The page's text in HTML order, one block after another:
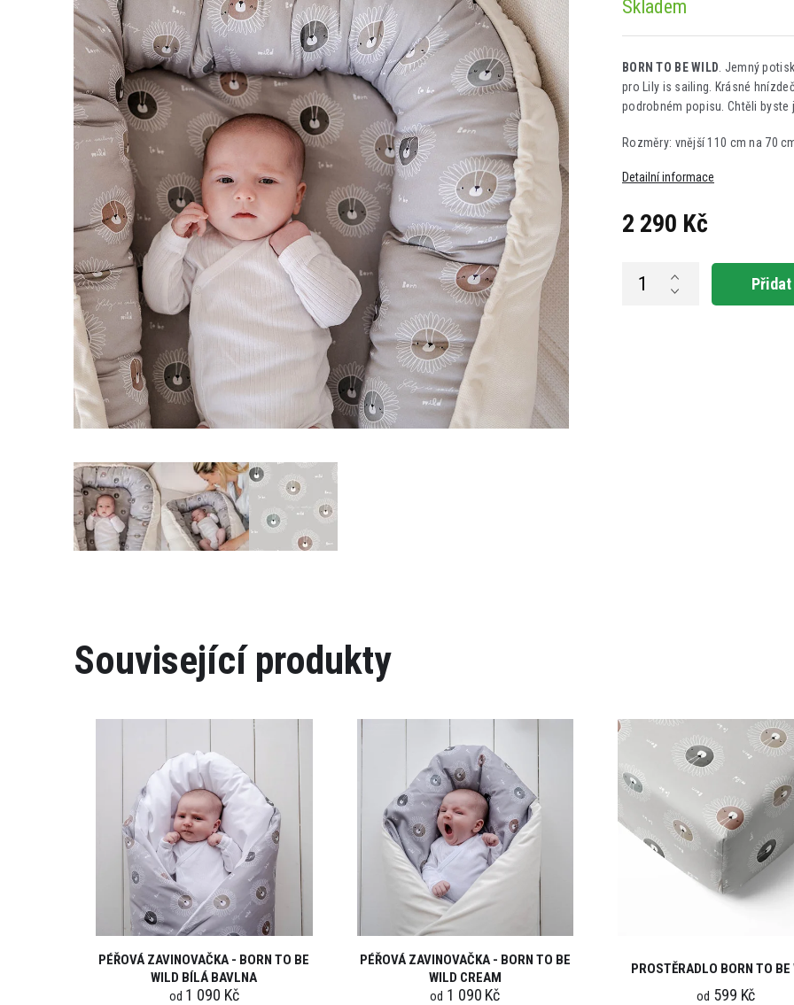
2 290 Kč
Skladem
BORN TO BE WILD . Jemný
pro Lily is sailing. Krásné
podrobném popisu.Chtěli byste
Rozměry: vnější 110 cm na 70
Detailní informace
Související produkty
PÉŘOVÁ ZAVINOVAČKA - BORN TO BE
WILD BÍLÁ BAVLNA
od 1 090 Kč
PÉŘOVÁ ZAVINOVAČKA - BORN TO BE
WILD CREAM
od 1 090 Kč
PROSTĚRADLO BORN TO BE
od 599 Kč